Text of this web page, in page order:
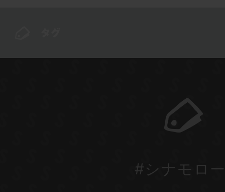
#シナモロ